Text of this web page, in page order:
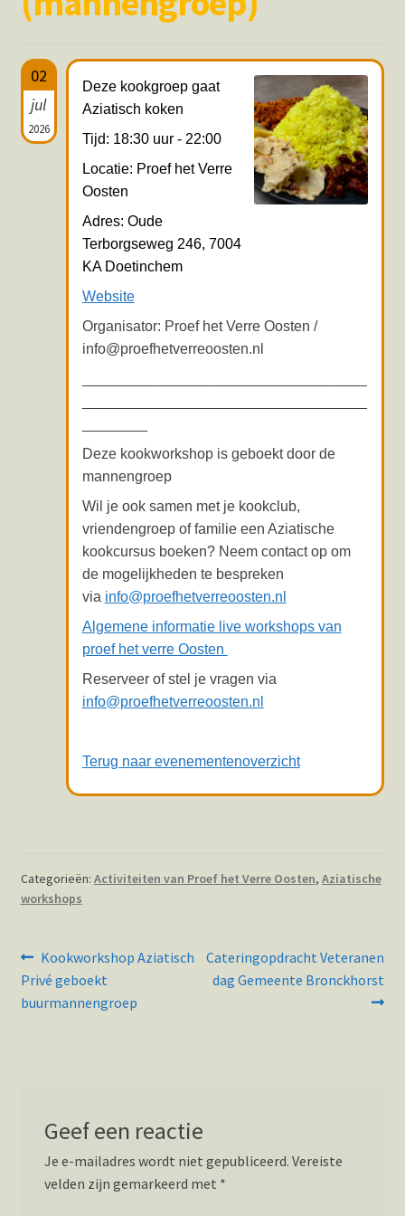
Hotspots en blogs
UIT-agenda
02
jul
2026
Deze kookgroep gaat
Aziatisch koken
Tijd: 18:30 uur - 22:00
Locatie: Proef het Verre
Oosten
Adres: Oude
Terborgseweg 246, 7004
KA Doetinchem
Website
Organisator: Proef het Verre Oosten /
info@proefhetverreoosten.nl
Deze kookworkshop is geboekt door de
mannengroep
Wil je ook samen met je kookclub,
vriendengroep of familie een Aziatische
kookcursus boeken? Neem contact op om
de mogelijkheden te bespreken
via info@proefhetverreoosten.nl
Algemene informatie live workshops van
proef het verre Oosten
Reserveer of stel je vragen via
info@proefhetverreoosten.nl
Terug naar evenementenoverzicht
Categorieën: Activiteiten van Proef het Verre Oosten, Aziatische
workshops
Bericht
navigatie
Vorig
bericht:
Kookworkshop Aziatisch
Privé geboekt
buurmannengroep
Volgend
bericht:
Cateringopdracht Veteranen
dag Gemeente Bronckhorst
Geef een reactie
Je e-mailadres wordt niet gepubliceerd. Vereiste
velden zijn gemarkeerd met *